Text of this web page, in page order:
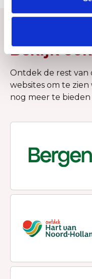
Bekijk
Ontdek de rest van
websites om te
nog meer te